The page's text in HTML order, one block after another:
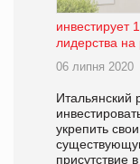
инвестирует
лидерства
06 липня 2020
Итальянский
укрепить
присутствие